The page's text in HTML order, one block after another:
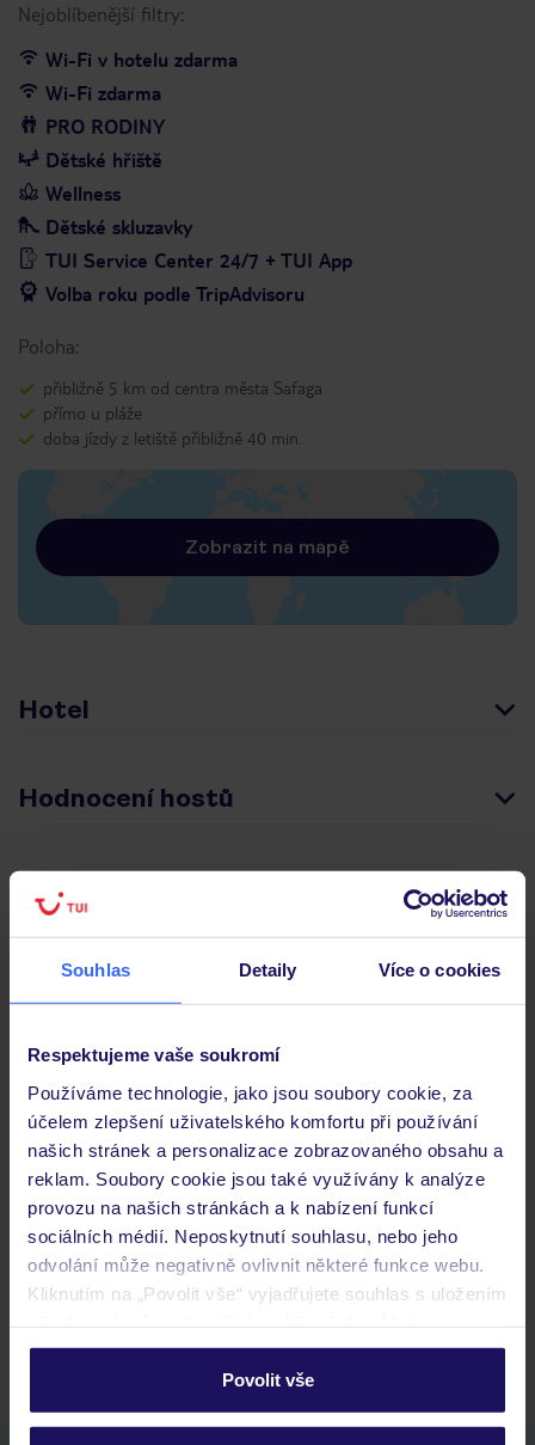
Souhlas Detaily Více o cookies
Respektujeme vaše soukromí
Používáme technologie, jako jsou soubory cookie, za
účelem zlepšení uživatelského komfortu při používání
našich stránek a personalizace zobrazovaného obsahu a
reklam. Soubory cookie jsou také využívány k analýze
provozu na našich stránkách a k nabízení funkcí
sociálních médií. Neposkytnutí souhlasu, nebo jeho
odvolání může negativně ovlivnit některé funkce webu.
Kliknutím na „Povolit vše“ vyjadřujete souhlas s uložením
personalizovat v sekci „Personalizace“.
Podrobné informace o souborech cookie naleznete v
Povolit vše
Nejoblíbenější filtry:
Wi-Fi v hotelu zdarma
Wi-Fi zdarma
PRO RODINY
Dětské hřiště
Wellness
Dětské skluzavky
TUI Service Center 24/7 + TUI App
Volba roku podle TripAdvisoru
Poloha:
přibližně 5 km od centra města Safaga
přímo u pláže
doba jízdy z letiště přibližně 40 min.
Zobrazit na mapě
Hotel
Hodnocení hostů
Pokoje
Stravování
Důležité informace
Často kladené otázky
Jaké doklady jsou potřebné při cestování?
Budeme ubytováni ihned po příjezdu do hotelu?
Kam jít po přistání a vyzvednutí zavazadel?